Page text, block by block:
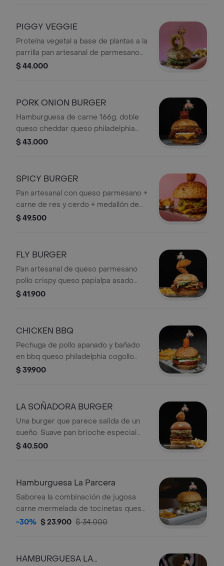
tocineta + Papas.
PIGGY VEGGIE
Proteína vegetal a base de plantas a la
parrilla pan artesanal de parmesano
queso cheddar queso philadelphia
$ 44.000
PORK ONION BURGER
Hamburguesa de carne 166g. doble
queso cheddar queso philadelphia
doble tocineta cebolla caramelizada
$ 43.000
SPICY BURGER
Pan artesanal con queso parmesano +
carne de res y cerdo + medallón de
cañón de cerdo asado en mantequilla
+ rodajas de jalapeño + salsa chipotle
jalapeño relleno de queso cheddar +
Papas.
$ 49.500
FLY BURGER
Pan artesanal de queso parmesano
pollo crispy queso papialpa asado
tomate asado albahaca tocineta
$ 41.900
CHICKEN BBQ
Pechuga de pollo apanado y bañado
en bbq queso philadelphia cogollo
europeo salsa chipotle en la corona
$ 39.900
LA SOÑADORA BURGER
Una burger que parece salida de un
sueño. Suave pan brioche especial
carne que guarda el mejor secreto
especias. Crujiente tocineta apanada
y bañada en salsa BBQ cogollo
europeo deliciosa salsa de ajo aro de
cebolla crocante dip de queso y
tocineta y en la cima un cubo de pollo
$ 40.500
Hamburguesa La Parcera
Saborea la combinación de jugosa
carne mermelada de tocinetas queso
cheddar cogollo europeo aros de
-30% $ 23.900 $ 34.000
HAMBURGUESA LA